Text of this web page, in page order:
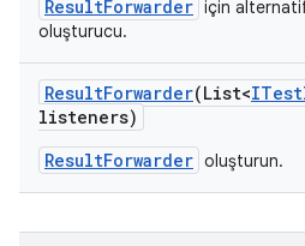
ResultForwarder için
oluşturucu.
ResultForwarder(List<ITest
listeners)
ResultForwarder oluşturun.